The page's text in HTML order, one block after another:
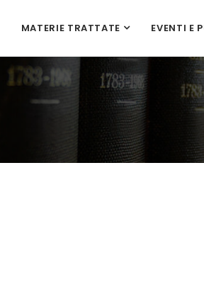
MATERIE TRATTATE EVENTI E